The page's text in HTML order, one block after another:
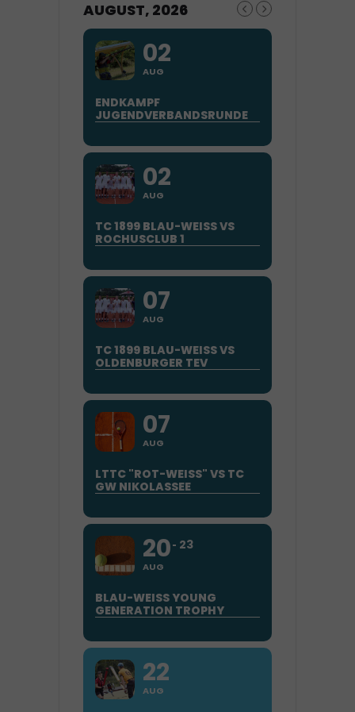
AUGUST, 2026
02
AUG
ENDKAMPF
JUGENDVERBANDSRUNDE
02
AUG
TC 1899 BLAU-WEISS VS
ROCHUSCLUB 1
07
AUG
TC 1899 BLAU-WEISS VS
OLDENBURGER TEV
07
AUG
LTTC "ROT-WEISS" VS TC G
W NIKOLASSEE
20
AUG
23
BLAU-WEISS YOUNG
GENERATION TROPHY
22
AUG